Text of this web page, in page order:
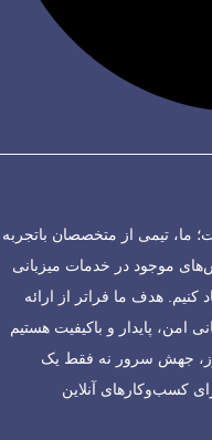
تیمی از متخصصان باتجربه
موجود در خدمات میزبانی
هدف ما فراتر از ارائه
امن، پایدار و باکیفیت هستیم
جهش سرور نه فقط یک
کسب‌وکارهای آنلاین